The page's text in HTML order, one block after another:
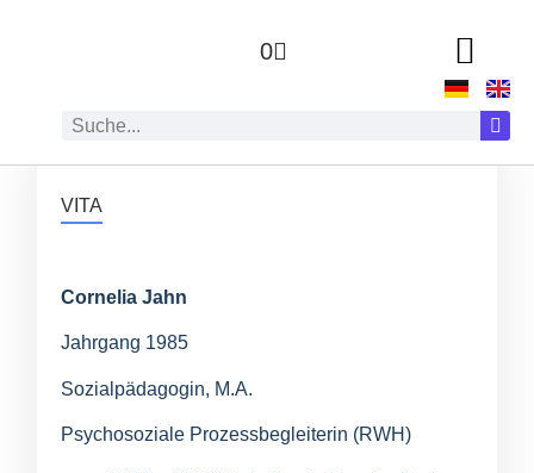
0
VITA
Cor­ne­lia Jahn
Jahr­gang 1985
Sozi­al­päd­ago­gin, M.A.
Psy­cho­so­zia­le Pro­zess­be­glei­te­rin (RWH)